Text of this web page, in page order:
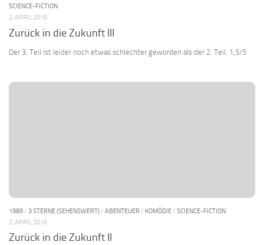
SCIENCE-FICTION
2. APRIL 2016
Zurück in die Zukunft III
Der 3. Teil ist leider noch etwas schlechter geworden als der 2. Teil. 1,5/5
1989 / 3 STERNE (SEHENSWERT) / ABENTEUER / KOMÖDIE / SCIENCE-FICTION
2. APRIL 2016
Zurück in die Zukunft II